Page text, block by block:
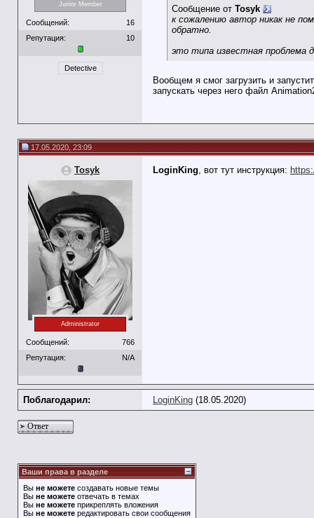
Junior Member
Сообщений:
16
Репутация:
10
Detective
Сообщение от Tosyk
к сожалению автор никак не
обратно.
это типа известная проблема
Вообщем я смог загрузить и
запускать через него файл
17.05.2020, 23:09
Tosyk
Administrator
Сообщений:
766
Репутация:
N/A
LoginKing, вот тут инструкция:
Поблагодарил: LoginKing (18.05.2020)
Ответ
Ваши права в разделе
Вы не можете создавать новые темы
Вы не можете отвечать в темах
Вы не можете прикреплять вложения
Вы не можете редактировать свои сообщения